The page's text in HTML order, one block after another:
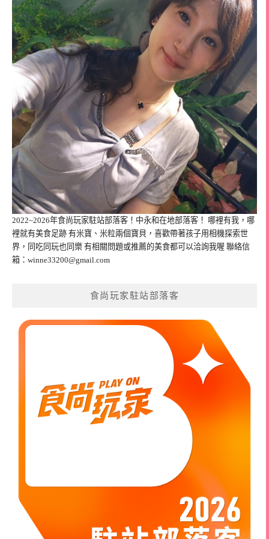
2022~2026年食尚玩家駐站部落客！中永和在地部落客！ 哪裡有我，哪
裡就有美食足跡 有米寶、米粒兩個寶貝，喜歡帶著孩子用相機探索世
界，同吃同玩也同樂 有相關問題或推薦的美食都可以洽詢我喔 聯絡信
箱： winne33200@gmail.com
食尚玩家駐站部落客